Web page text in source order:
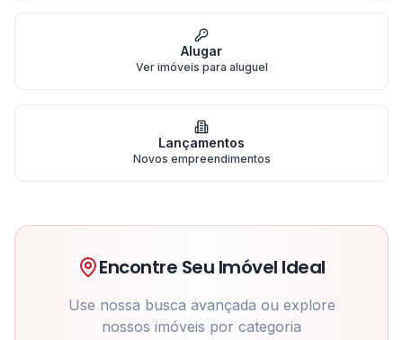
Alugar
Ver imóveis para aluguel
Lançamentos
Novos empreendimentos
Encontre Seu Imóvel Ideal
Use nossa busca avançada ou explore
nossos imóveis por categoria